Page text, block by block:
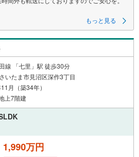
ック、宅配ボックス、エレベーター完備。
2頭まで飼育可能）
≫
スタッフが全力対応！】
社で培ってきた経験実績があります。
ットホームがモットーです。
お客様も大歓迎!!】
、埼玉県は全域お任せ下さい。
再建築不可物件の実績もあり。
ますのでご安心下さい！
もっと見る
線 「七里」駅 徒歩30分
いたま市見沼区深作3丁目
月（築34年）
上7階建
1,990万円